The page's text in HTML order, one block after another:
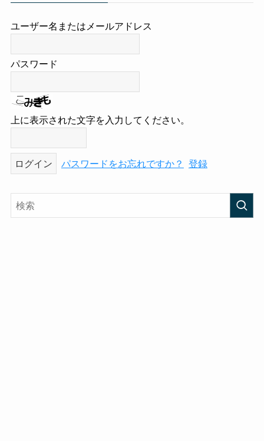
ユーザー名またはメールアドレス
パスワード
上に表示された文字を入力してください。
パスワードをお忘れですか？ 登録